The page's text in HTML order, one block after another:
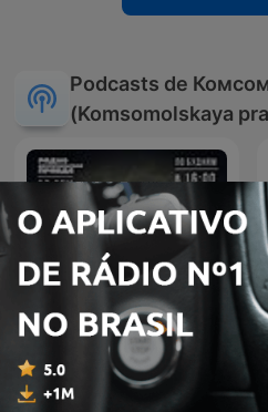
Podcasts de
(Komsomolskaya
Военное ревю. Говорит
полковник